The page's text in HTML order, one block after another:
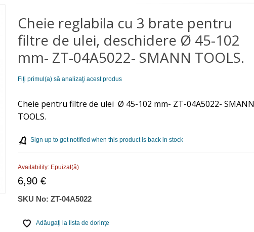
Cheie reglabila cu 3 brate pentru
filtre de ulei, deschidere Ø 45-102
mm- ZT-04A5022- SMANN TOOLS.
Fiţi primul(a) să analizaţi acest produs
Cheie pentru filtre de ulei Ø 45-102 mm- ZT-04A5022- SMANN
TOOLS.
Sign up to get notified when this product is back in stock
Availability: Epuizat(ă)
6,90 €
SKU No:ZT-04A5022
Adăugaţi la lista de dorinţe